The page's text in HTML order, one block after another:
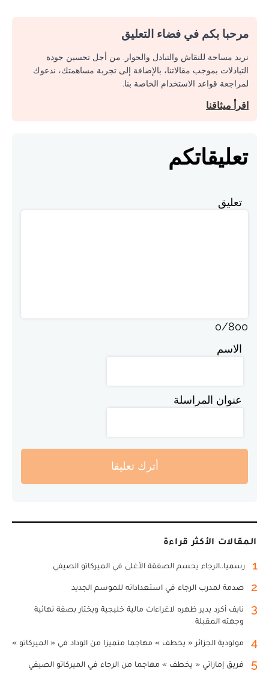
مرحبا بكم في فضاء التعليق
نريد مساحة للنقاش والتبادل والحوار. من أجل تحسين جودة
التبادلات بموجب مقالاتنا، بالإضافة إلى تجربة مساهمتك، ندعوك
لمراجعة قواعد الاستخدام الخاصة بنا.
اقرأ ميثاقنا
تعليقاتكم
تعليق
0/800
الاسم
عنوان المراسلة
أترك تعليقا
المقالات الأكثر قراءة
1 رسميا..الرجاء يحسم الصفقة الأغلى في الميركاتو الصيفي
2 صدمة لمدرب الرجاء في استعداداته للموسم الجديد
3
نايف أكرد يدير ظهره لاغراءات مالية خليجية ويختار بصفة نهائية
وجهته المقبلة
4 مولودية الجزائر « يخطف » مهاجما متميزا من الوداد في « الميركاتو »
5 فريق إماراتي « يخطف » مهاجما من الرجاء في الميركاتو الصيفي